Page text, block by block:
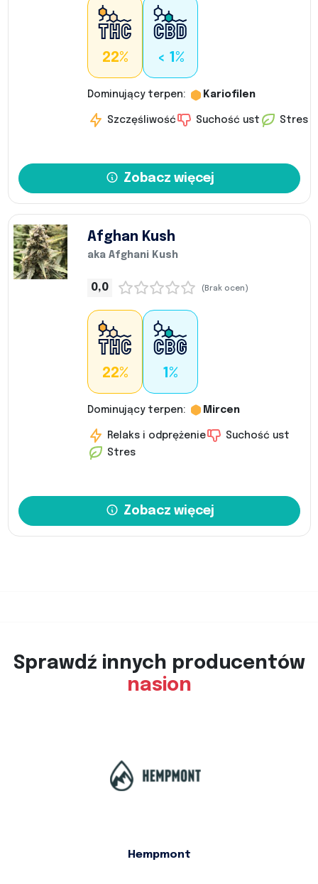
22% < 1%
Dominujący terpen: Kariofilen
Szczęśliwość Suchość ust Stres
Zobacz więcej
Afghan Kush
aka Afghani Kush
0,0 (Brak ocen)
22% 1%
Dominujący terpen: Mircen
Relaks i odprężenie
Suchość ust
Stres
Zobacz więcej
Sprawdź innych producentów
nasion
Hempmont